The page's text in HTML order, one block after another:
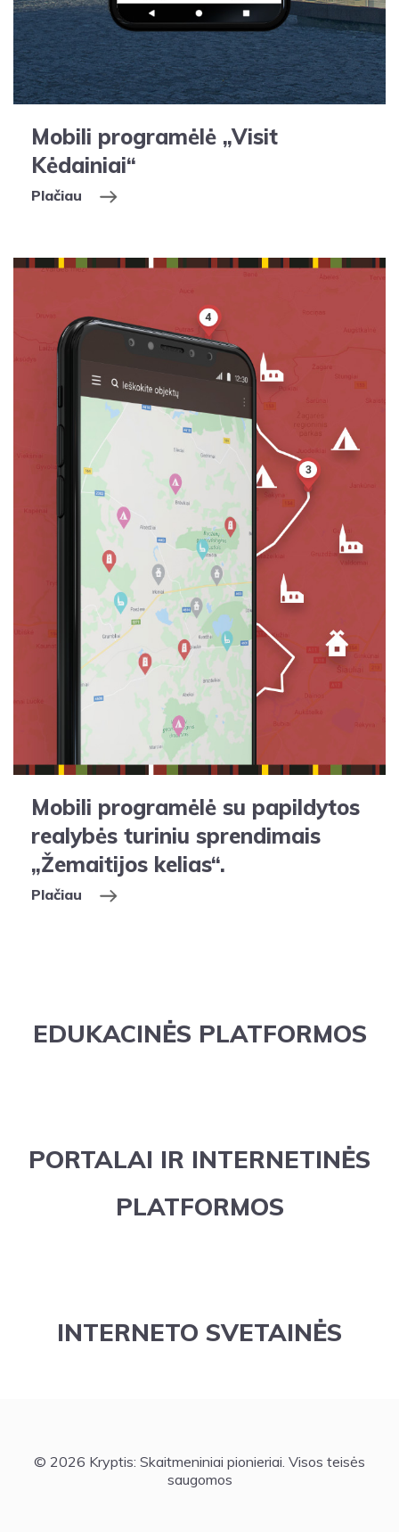
Mobili programėlė „Visit
Kėdainiai“
Plačiau
Mobili programėlė su papildytos
realybės turiniu sprendimais
„Žemaitijos kelias“.
Plačiau
EDUKACINĖS PLATFORMOS
PORTALAI IR INTERNETINĖS
PLATFORMOS
INTERNETO SVETAINĖS
© 2026 Kryptis: Skaitmeniniai pionieriai. Visos teisės
saugomos